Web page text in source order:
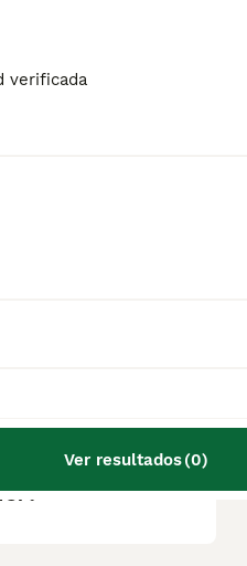
verificada
Ver resultados(0)
ser terco, tenaz
todas las
es muy fiel a sus
un compañero
Terrier lo
un